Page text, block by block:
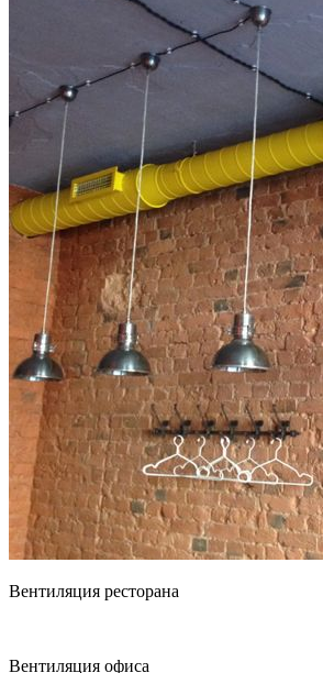
Вентиляция ресторана
Вентиляция офиса